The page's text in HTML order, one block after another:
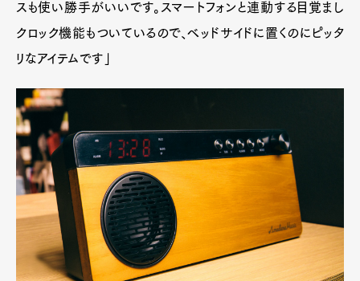
スも使い勝手がいいです。スマートフォンと連動する目覚まし
クロック機能もついているので、ベッドサイドに置くのにピッタ
リなアイテムです」